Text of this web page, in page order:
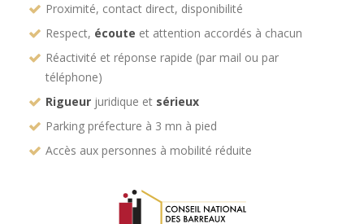
Proximité, contact direct, disponibilité
Respect, écoute et attention accordés à chacun
Réactivité et réponse rapide (par mail ou par
téléphone)
Rigueur juridique et sérieux
Parking préfecture à 3 mn à pied
Accès aux personnes à mobilité réduite